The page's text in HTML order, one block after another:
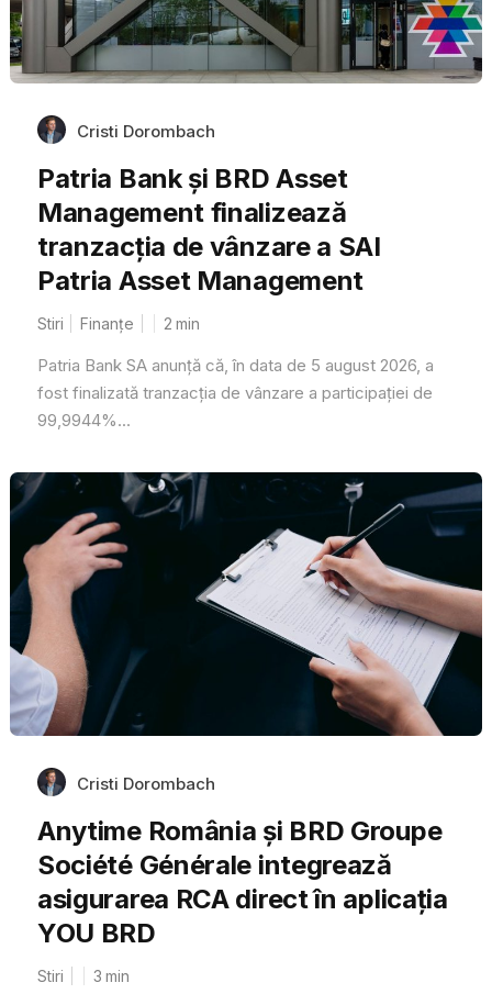
Cristi Dorombach
Patria Bank și BRD Asset
Management finalizează
tranzacția de vânzare a SAI
Patria Asset Management
Stiri Finanțe 2 min
Patria Bank SA anunță că, în data de 5 august 2026, a
fost finalizată tranzacția de vânzare a participației de
99,9944%...
Cristi Dorombach
Anytime România și BRD Groupe
Société Générale integrează
asigurarea RCA direct în aplicația
YOU BRD
Stiri 3 min